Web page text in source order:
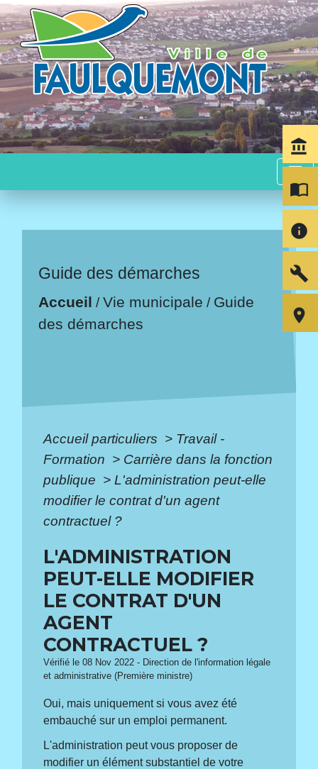
menu
Guide des démarches
Accueil /Vie municipale / Guide
des démarches
Accueil particuliers > Travail -
Formation > Carrière dans la fonction
publique > L'administration peut-elle
modifier le contrat d'un agent
contractuel ?
L'ADMINISTRATION
PEUT-ELLE MODIFIER
LE CONTRAT D'UN
AGENT
CONTRACTUEL ?
Vérifié le 08 Nov 2022 - Direction de l'information légale
et administrative (Première ministre)
Oui, mais uniquement si vous avez été
embauché sur un emploi permanent.
L'administration peut vous proposer de
modifier un élément substantiel de votre
account_balance
import_contacts
info
build
room